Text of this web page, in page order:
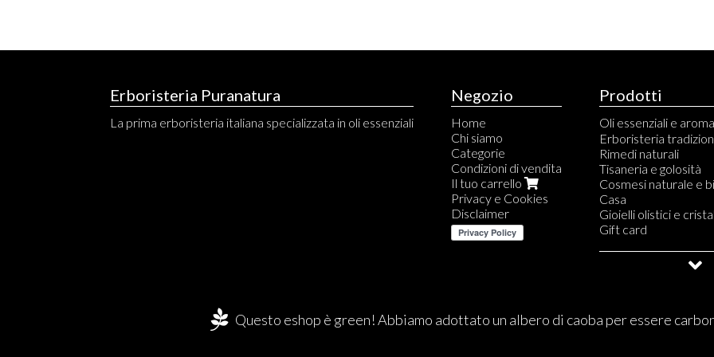
Erboristeria Puranatura
La prima erboristeria italiana specializzata in oli essenziali
Negozio
Home
Chi siamo
Categorie
Condizioni di vendita
Il tuo carrello
Privacy e Cookies
Disclaimer
Prodotti
Oli essenziali e
Oli essenziali,
Cofanetti oli essenziali
Miscele di oli essenziali
Oli e burri vegetali
Idrolati e acque
Aromaterapia fai da
Diffusori
Detergenti e creme
Profumeria
Erboristeria
Rimedi naturali
Tisaneria e golosità
Cosmesi naturale e
Casa
Gioielli olistici e
Gift card
Questo eshop è green! Abbiamo adottato un albero di caoba per essere